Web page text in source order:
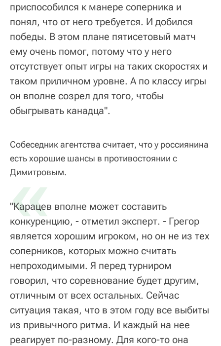
приспособился к манере соперника и
понял, что от него требуется. И добился
победы. В этом плане пятисетовый матч
ему очень помог, потому что у него
отсутствует опыт игры на таких скоростях и
таком приличном уровне. А по классу игры
он вполне созрел для того, чтобы
обыгрывать канадца".
Собеседник агентства считает, что у россиянина
есть хорошие шансы в противостоянии с
Димитровым.
«
"Карацев вполне может составить
конкуренцию, - отметил эксперт. - Грегор
является хорошим игроком, но он не из тех
соперников, которых можно считать
непроходимыми. Я перед турниром
говорил, что соревнование будет другим,
отличным от всех остальных. Сейчас
ситуация такая, что в этом году все выбиты
из привычного ритма. И каждый на нее
реагирует по-разному. Для кого-то она